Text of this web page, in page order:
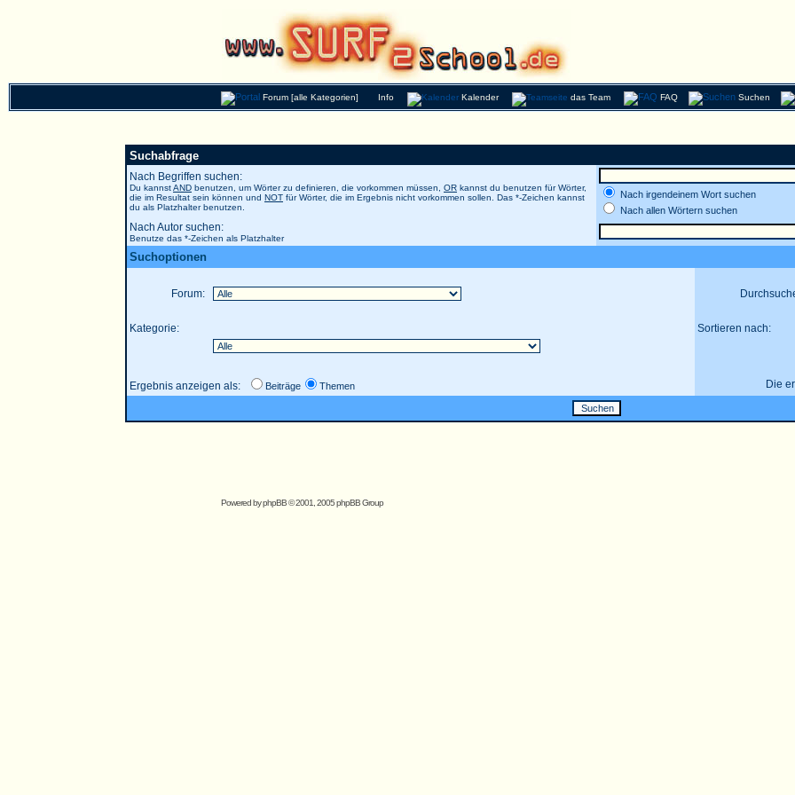
Forum [alle Kategorien] Info Kalender das Team FAQ Suchen
Suchabfrage
Nach Begriffen suchen:
Du kannstAND benutzen, um Wörter zu definieren, die vorkommen müssen, OR kannst du benutzen für Wörter,
die im Resultat sein können und NOT für Wörter, die im Ergebnis nicht vorkommen sollen. Das *-Zeichen kannst
du als Platzhalter benutzen.
Nach irgendeinem Wort suchen
Nach allen Wörtern suchen
Nach Autor suchen:
Benutze das *-Zeichen als Platzhalter
Suchoptionen
Forum:
Kategorie: Sortieren nach:
Ergebnis anzeigen als: Beiträge Themen Die
Powered byphpBB© 2001, 2005 phpBB Group